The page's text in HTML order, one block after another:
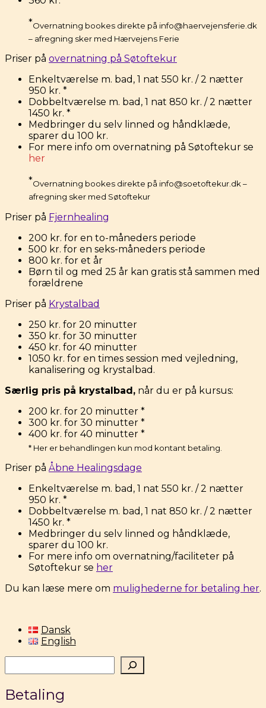
*Overnatning bookes direkte på info@haervejensferie.dk
– afregning sker med Hærvejens Ferie
Priser på overnatning på Søtoftekur
Enkeltværelse m. bad, 1 nat 550 kr. / 2 nætter
950 kr. *
Dobbeltværelse m. bad, 1 nat 850 kr. / 2 nætter
1450 kr. *
Medbringer du selv linned og håndklæde,
sparer du 100 kr.
For mere info om overnatning på Søtoftekur se
her
*Overnatning bookes direkte på info@soetoftekur.dk –
afregning sker med Søtoftekur
Priser på Fjernhealing
200 kr. for en to-måneders periode
500 kr. for en seks-måneders periode
800 kr. for et år
Børn til og med 25 år kan gratis stå sammen med
forældrene
Priser på Krystalbad
250 kr. for 20 minutter
350 kr. for 30 minutter
450 kr. for 40 minutter
1050 kr. for en times session med vejledning,
kanalisering og krystalbad.
Særlig pris på krystalbad, når du er på kursus:
200 kr. for 20 minutter *
300 kr. for 30 minutter *
400 kr. for 40 minutter *
* Her er behandlingen kun mod kontant betaling.
Priser på Åbne Healingsdage
Enkeltværelse m. bad, 1 nat 550 kr. / 2 nætter
950 kr. *
Dobbeltværelse m. bad, 1 nat 850 kr. / 2 nætter
1450 kr. *
Medbringer du selv linned og håndklæde,
sparer du 100 kr.
For mere info om overnatning/faciliteter på
Søtoftekur se her
Du kan læse mere om mulighederne for betaling her.
Dansk
English
Betaling